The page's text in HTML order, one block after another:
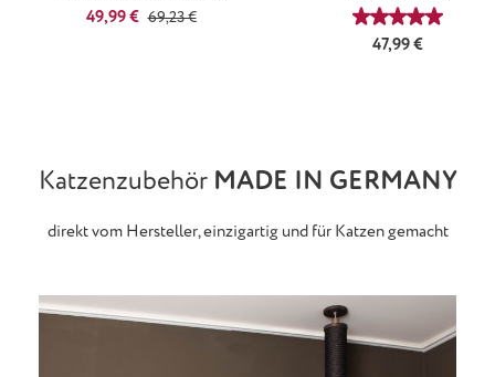
Verkaufspreis:
49,99 € Regulärer Preis:
69,23 €
Regulärer Preis:
47,99 €
KatzenzubehörMADE IN GERMANY
direkt vom Hersteller, einzigartig und für Katzen gemacht